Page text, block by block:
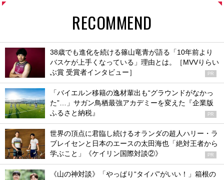
RECOMMEND
38歳でも進化を続ける篠山竜青が語る「10年前より
バスケが上手くなっている」理由とは。［MVVりらい
ぶ賞 受賞者インタビュー］
PR
「バイエルン移籍の逸材輩出も“グラウンドがなかっ
た”…」サガン鳥栖最強アカデミーを変えた『企業版
ふるさと納税』
PR
世界の頂点に君臨し続けるオランダの超人ハリー・ラ
ブレイセンと日本のエースの太田海也「絶対王者から
学ぶこと」《ケイリン国際対談②》
PR
《山の神対談》「やっぱり“タイパ”がいい！」箱根の